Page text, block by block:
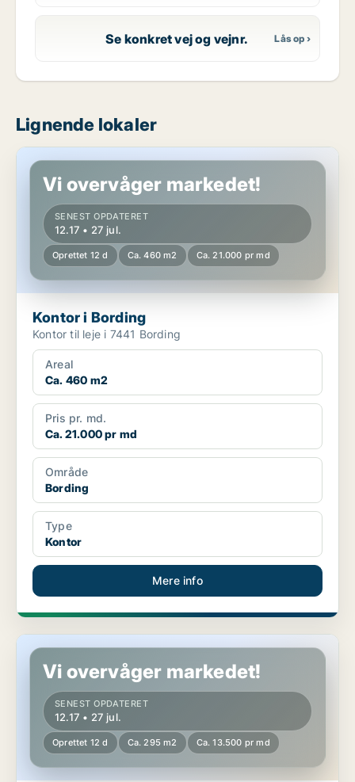
Se konkret vej og vejnr.
Lignende lokaler
Kontor i Bording
Vi overvåger markedet!
SENEST OPDATERET
12.17 • 27 jul.
Oprettet 12 d Ca. 460 m2 Ca. 21.000 pr md
Kontor i Bording
Kontor til leje i 7441 Bording
Areal
Ca. 460 m2
Pris pr. md.
Ca. 21.000 pr md
Område
Bording
Type
Kontor
Mere info
Kontor i Bording
Vi overvåger markedet!
SENEST OPDATERET
12.17 • 27 jul.
Oprettet 12 d Ca. 295 m2 Ca. 13.500 pr md